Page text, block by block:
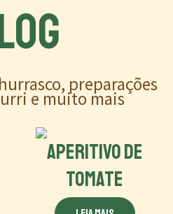
preparações
e muito mais
APERITIVO DE
TOMATE